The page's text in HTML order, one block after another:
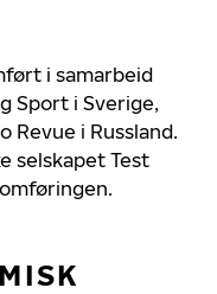
i samarbeid
Sport i Sverige,
Revue i Russland.
selskapet Test